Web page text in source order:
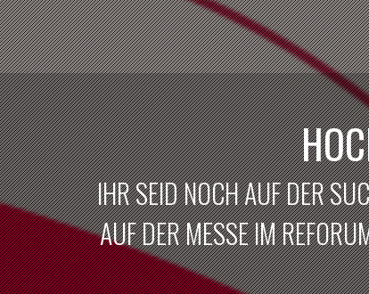
IHR SEID NOCH AUF DER
AUF DER MESSE IM